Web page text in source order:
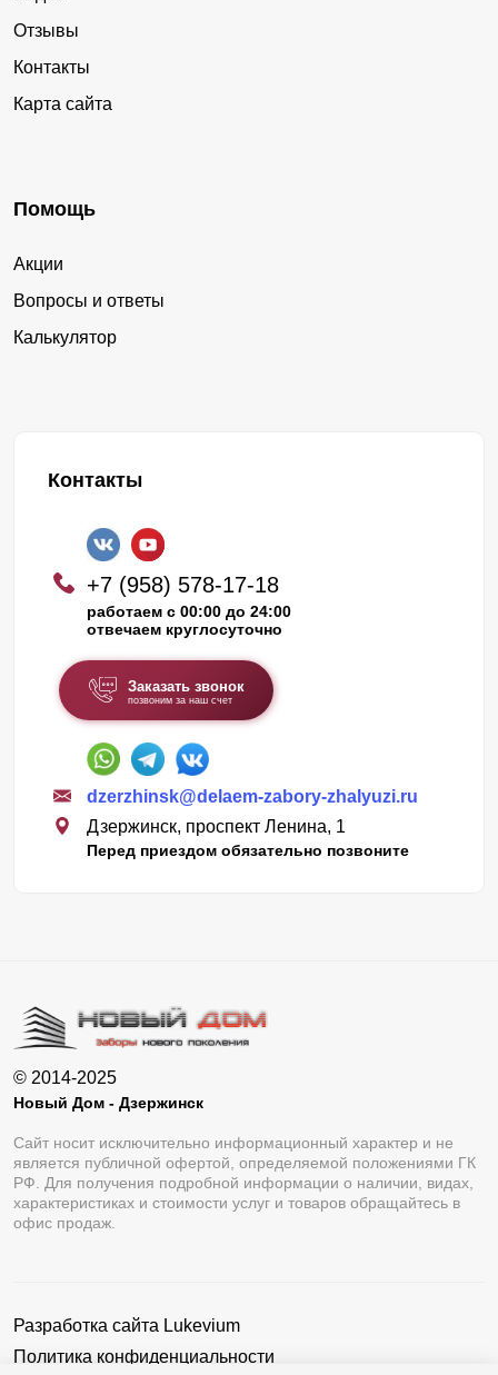
Отзывы
Контакты
Карта сайта
Помощь
Акции
Вопросы и ответы
Калькулятор
Контакты
+7 (958) 578-17-18
работаем с 00:00 до 24:00
отвечаем круглосуточно
Заказать звонок
позвоним за наш счет
dzerzhinsk@delaem-zabory-zhalyuzi.ru
Дзержинск, проспект Ленина, 1
Перед приездом обязательно позвоните
© 2014-2025
Новый Дом - Дзержинск
Сайт носит исключительно информационный характер и не
является публичной офертой, определяемой положениями ГК
РФ. Для получения подробной информации о наличии, видах,
характеристиках и стоимости услуг и товаров обращайтесь в
офис продаж.
Разработка сайта Lukevium
Политика конфиденциальности